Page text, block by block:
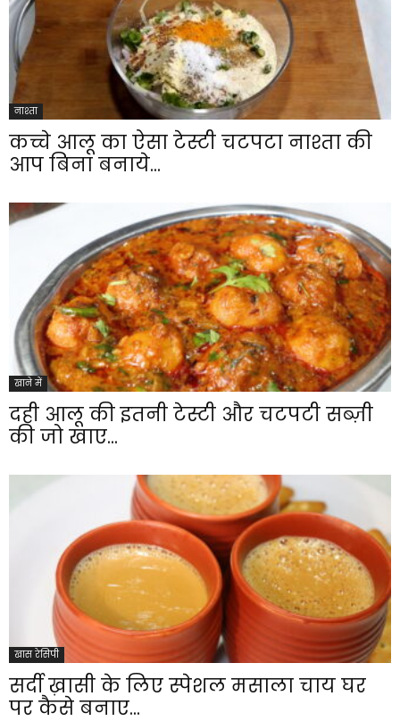
नाश्ता
कच्चे आलू का ऐसा टेस्टी चटपटा नाश्ता की
आप बिना बनाये...
खाने में
दही आलू की इतनी टेस्टी और चटपटी सब्ज़ी
की जो खाए...
खास रेसिपी
सर्दी ख़ासी के लिए स्पेशल मसाला चाय घर
पर कैसे बनाए...